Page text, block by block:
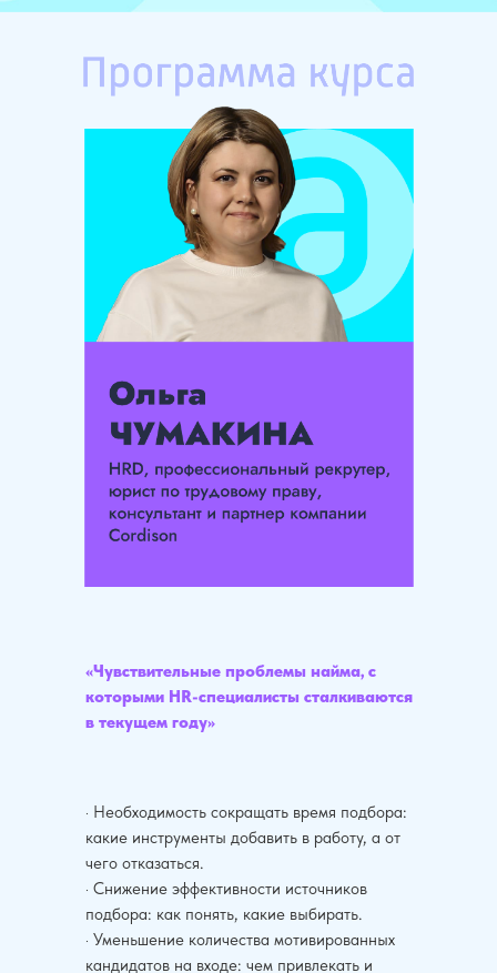
«Чувствительные проблемы найма, с
которыми HR-специалисты сталкиваются
в текущем году»
· Необходимость сокращать время подбора:
какие инструменты добавить в работу, а от
чего отказаться.
· Снижение эффективности источников
подбора: как понять, какие выбирать.
· Уменьшение количества мотивированных
кандидатов на входе: чем привлекать и